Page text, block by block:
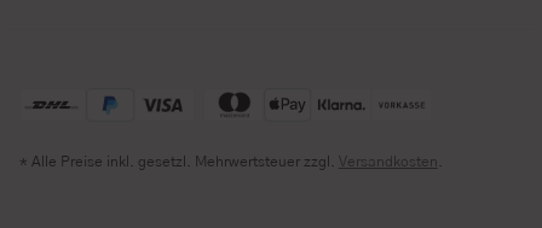
* Alle Preise inkl. gesetzl. Mehrwertsteuer zzgl. Versandkosten